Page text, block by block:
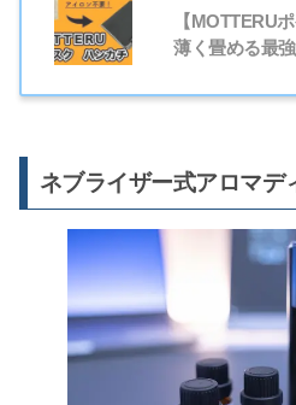
【MOTTERU
薄く畳める最
ネブライザー式アロマデ